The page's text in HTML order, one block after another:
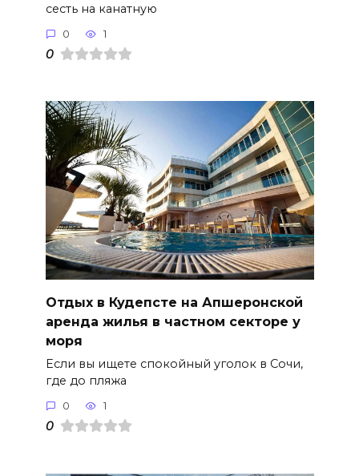
сесть на канатную
0 1
0
Отдых в Кудепсте на Апшеронской
аренда жилья в частном секторе у
моря
Если вы ищете спокойный уголок в Сочи,
где до пляжа
0 1
0